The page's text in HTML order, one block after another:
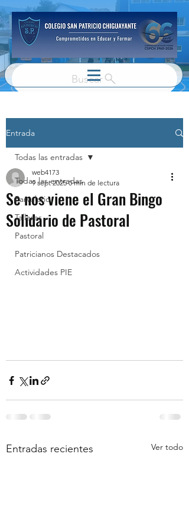
Buscar
Entrada
Todas las entradas
Parvulario
Talleres
Pastoral
Patricianos Destacados
Actividades PIE
Todas las entradas
Se nos viene el Gran Bingo
Solidario de Pastoral
web4173
9 sept 2025 0 min de lectura
Entradas recientes Ver todo